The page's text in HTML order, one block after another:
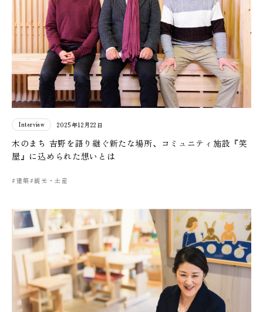
Interview 2025年12月22日
木のまち 吉野を語り継ぐ新たな場所、コミュニティ施設『笑
屋』に込められた想いとは
#建築#観光・土産